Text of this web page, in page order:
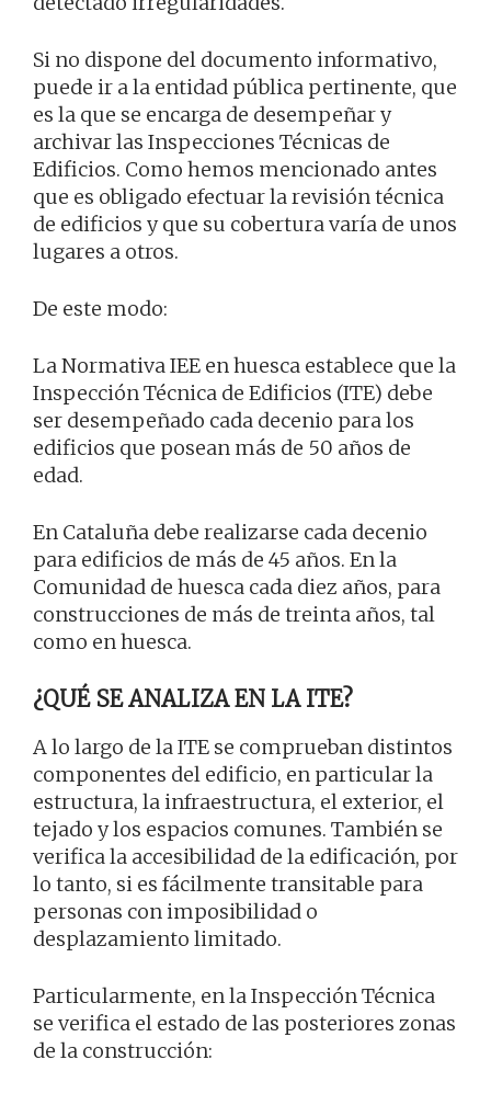
Si no dispone del documento informativo,
puede ir a la entidad pública pertinente, que
es la que se encarga de desempeñar y
archivar las Inspecciones Técnicas de
Edificios. Como hemos mencionado antes
que es obligado efectuar la revisión técnica
de edificios y que su cobertura varía de unos
lugares a otros.
De este modo:
La Normativa IEE en huesca establece que la
Inspección Técnica de Edificios (ITE) debe
ser desempeñado cada decenio para los
edificios que posean más de 50 años de
edad.
En Cataluña debe realizarse cada decenio
para edificios de más de 45 años. En la
Comunidad de huesca cada diez años, para
construcciones de más de treinta años, tal
como en huesca.
¿QUÉ SE ANALIZA EN LA ITE?
A lo largo de la ITE se comprueban distintos
componentes del edificio, en particular la
estructura, la infraestructura, el exterior, el
tejado y los espacios comunes. También se
verifica la accesibilidad de la edificación, por
lo tanto, si es fácilmente transitable para
personas con imposibilidad o
desplazamiento limitado.
Particularmente, en la Inspección Técnica
se verifica el estado de las posteriores zonas
de la construcción: